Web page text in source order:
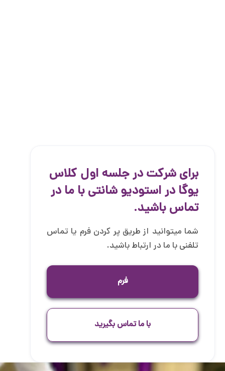
برای شرکت در جلسه اول کلاس
یوگا در استودیو شانتی با ما در
تماس باشید.
شما میتوانید از طریق پر کردن فرم یا تماس
تلفنی با ما در ارتباط باشید.
فرم
با ما تماس بگیرید